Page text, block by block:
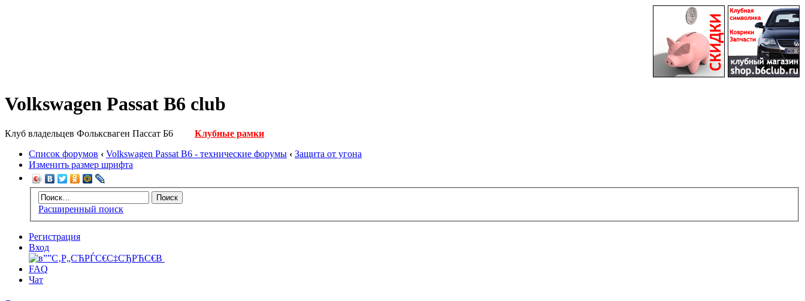
Volkswagen Passat B6 club
Клуб владельцев Фольксваген Пассат Б6
Клубные рамки
Список форумов ‹ Volkswagen Passat B6 - технические форумы ‹ Защита от угона
Изменить размер шрифта
Расширенный поиск
Регистрация
Вход
FAQ
Чат